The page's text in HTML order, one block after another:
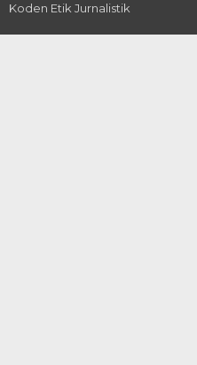
Koden Etik Jurnalistik